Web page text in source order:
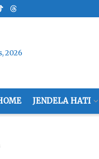
2026
JENDELA HATI